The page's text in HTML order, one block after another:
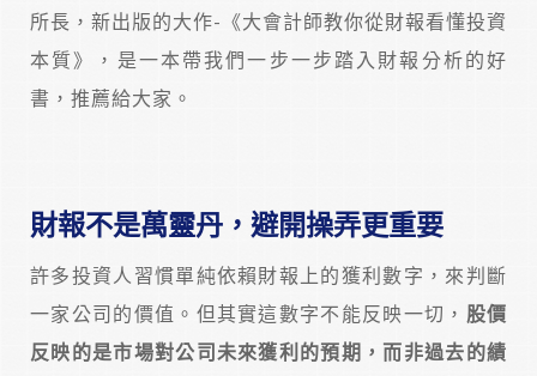
所長，新出版的大作-《大會計師教你從財報看懂投資
本質》，是一本帶我們一步一步踏入財報分析的好
書，推薦給大家。
財報不是萬靈丹，避開操弄更重要
許多投資人習慣單純依賴財報上的獲利數字，來判斷
一家公司的價值。但其實這數字不能反映一切， 股價
反映的是市場對公司未來獲利的預期，而非過去的績